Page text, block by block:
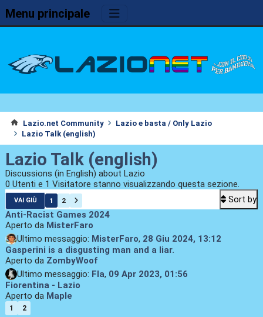
Menu principale
Lazio.net Community
Lazio e basta / Only Lazio
Lazio Talk (english)
Lazio Talk (english)
Discussions (in English) about Lazio
0 Utenti e 1 Visitatore stanno visualizzando questa sezione.
VAI GIÙ 1 2
Sort by
Anti-Racist Games 2024
Aperto da MisterFaro
Ultimo messaggio: MisterFaro, 28 Giu 2024, 13:12
Gasperini is a disgusting man and a liar.
Aperto da ZombyWoof
Ultimo messaggio: Fla, 09 Apr 2023, 01:56
Fiorentina - Lazio
Aperto da Maple
1 2